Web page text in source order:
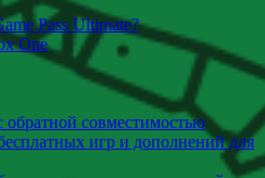
Pass Ultimate?
One
обратной совместимостью
игр и дополнений для